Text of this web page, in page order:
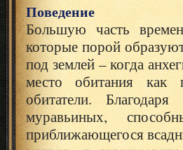
Поведение
Большую часть
которые порой
под землей – когда
место обитания как
обитатели.
муравьиных,
приближающегося